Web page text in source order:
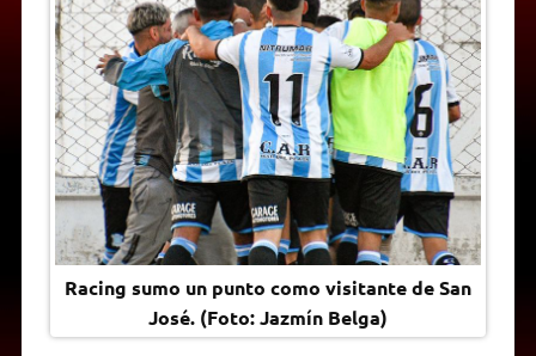
A
p
p
r
a
m
e
r
o
o
k
n
g
e
r
i
n
k
F
r
i
e
n
d
l
y
Racing sumo un punto como visitante de San
José. (Foto: Jazmín Belga)